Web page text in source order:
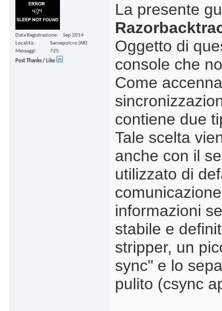
Data Registrazione
Sep 2014
Località
Sansepolcro (AR)
Messaggi
725
Post Thanks / Like
La presente
Oggetto di
console che
Come
contiene due
Tale scelta
anche con il
utilizzato di
informazioni
stabile e
stripper, un
sync" e lo
pulito (csync